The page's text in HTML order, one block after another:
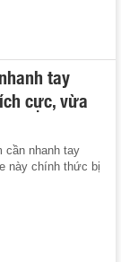
tay
cực, vừa
cần nhanh tay
này chính thức bị